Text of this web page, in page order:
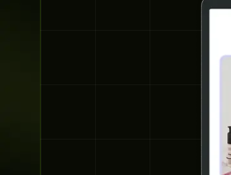
يوفر راحة للمرضى حيث
البحث عن المرافق
المقارنة بين أسعار